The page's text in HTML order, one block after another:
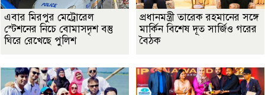
এবার মিরপুর মেট্রোরেল
স্টেশনের নিচে বোমাসদৃশ বস্তু
ঘিরে রেখেছে পুলিশ
প্রধানমন্ত্রী তারেক রহমানের সঙ্গে
মার্কিন বিশেষ দূত সার্জিও গরের
বৈঠক